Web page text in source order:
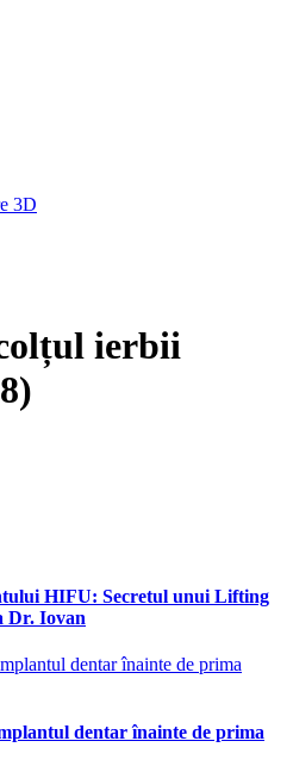
3D
ierbii
HIFU: Secretul unui Lifting
Dr. Iovan
dentar înainte de prima